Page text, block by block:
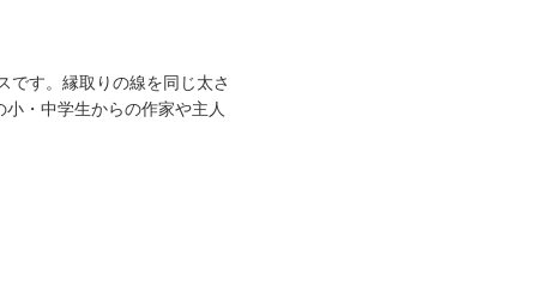
です。縁取りの線を同じ太さ
・中学生からの作家や主人